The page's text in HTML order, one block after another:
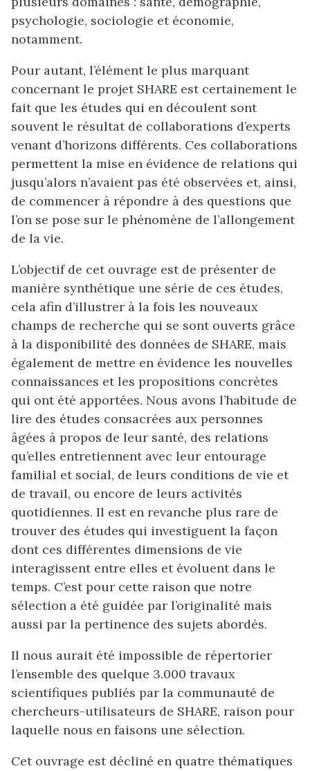
psychologie, sociologie et économie,
notamment.
Pour autant, l’élément le plus marquant
concernant le projet SHARE est certainement le
fait que les études qui en découlent sont
souvent le résultat de collaborations d’experts
venant d’horizons différents. Ces collaborations
permettent la mise en évidence de relations qui
jusqu’alors n’avaient pas été observées et, ainsi,
de commencer à répondre à des questions que
l’on se pose sur le phénomène de l’allongement
de la vie.
L’objectif de cet ouvrage est de présenter de
manière synthétique une série de ces études,
cela afin d’illustrer à la fois les nouveaux
champs de recherche qui se sont ouverts grâce
à la disponibilité des données de SHARE, mais
également de mettre en évidence les nouvelles
connaissances et les propositions concrètes
qui ont été apportées. Nous avons l’habitude de
lire des études consacrées aux personnes
âgées à propos de leur santé, des relations
qu’elles entretiennent avec leur entourage
familial et social, de leurs conditions de vie et
de travail, ou encore de leurs activités
quotidiennes. Il est en revanche plus rare de
trouver des études qui investiguent la façon
dont ces différentes dimensions de vie
interagissent entre elles et évoluent dans le
temps. C’est pour cette raison que notre
sélection a été guidée par l’originalité mais
aussi par la pertinence des sujets abordés.
Il nous aurait été impossible de répertorier
l’ensemble des quelque 3.000 travaux
scientifiques publiés par la communauté de
chercheurs-utilisateurs de SHARE, raison pour
laquelle nous en faisons une sélection.
Cet ouvrage est décliné en quatre thématiques